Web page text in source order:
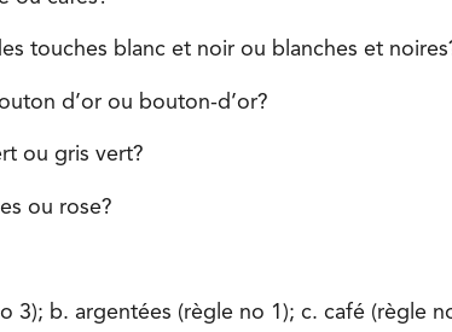
touches blanc et noir ou blanches et
d’or ou bouton-d’or?
ou gris vert?
ou rose?
3); b. argentées (règle no 1); c. café (règle